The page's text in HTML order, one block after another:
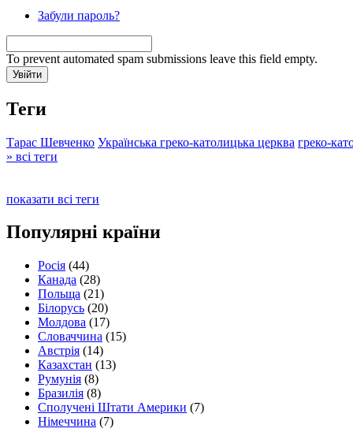
Забули пароль?
To prevent automated spam submissions leave this field empty.
Теги
Тарас Шевченко Українська греко-католицька церква греко-
» всі теги
показати всі теги
Популярні країни
Росія (44)
Канада (28)
Польща (21)
Білорусь (20)
Молдова (17)
Словаччина (15)
Австрія (14)
Казахстан (13)
Румунія (8)
Бразилія (8)
Сполучені Штати Америки (7)
Німеччина (7)